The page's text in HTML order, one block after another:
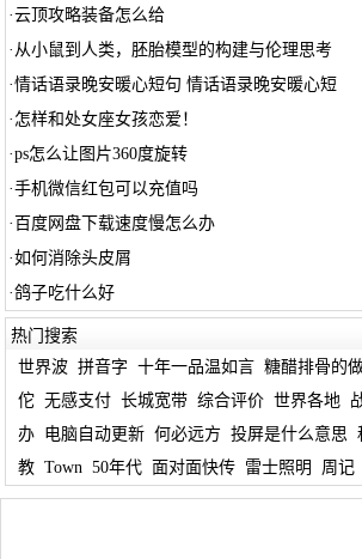
·云顶攻略装备怎么给
· 从小鼠到人类，胚胎模型的构建与伦理思考
·情话语录晚安暖心短句 情话语录晚安暖心短
· 怎样和处女座女孩恋爱！
·ps怎么让图片360度旋转
·手机微信红包可以充值吗
· 百度网盘下载速度慢怎么办
·如何消除头皮屑
·鸽子吃什么好
热门搜索
世界波 拼音字 十年一品温如言 糖醋排骨的
佗 无感支付 长城宽带 综合评价 世界各地
办
电脑自动更新 何必远方 投屏是什么意思
教 Town 50年代 面对面快传 雷士照明 周记